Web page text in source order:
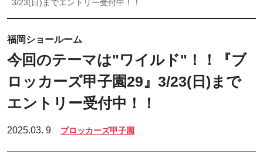
3/23(日)までエントリー受付中！！
福岡ショールーム
今回のテーマは"ワイルド"！！『ブ
ロッカーズ甲子園29』3/23(日)まで
エントリー受付中！！
2025.03. 9 ブロッカーズ甲子園